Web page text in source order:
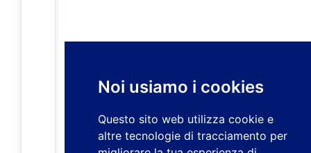
Noi usiamo i cookies
Questo sito web utilizza cookie e
altre tecnologie di tracciamento per